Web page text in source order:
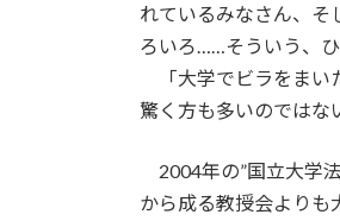
れているみなさん、そ
ろいろ……そういう、ひ
「大学でビラをまい
驚く方も多いのではな
2004年の”国立大学
から成る教授会よりも